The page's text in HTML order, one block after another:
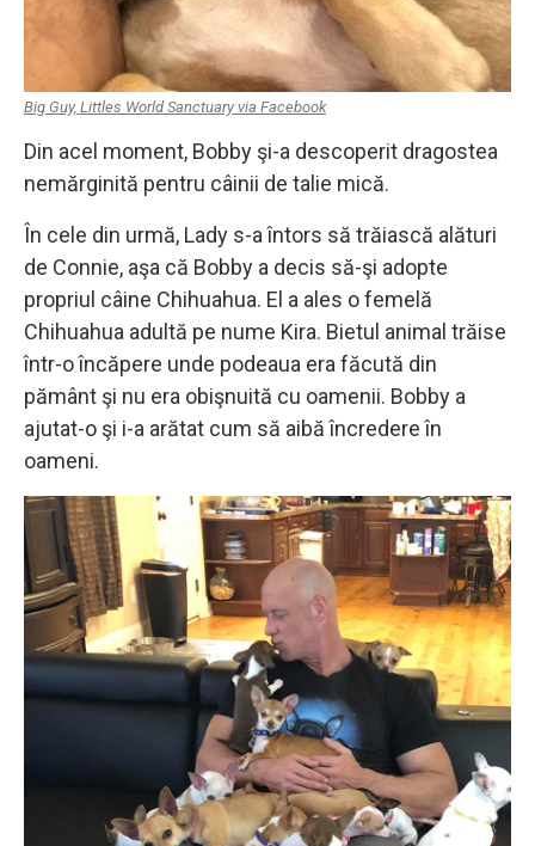
Big Guy, Littles World Sanctuary via Facebook
Din acel moment, Bobby şi-a descoperit dragostea
nemărginită pentru câinii de talie mică.
În cele din urmă, Lady s-a întors să trăiască alături
de Connie, aşa că Bobby a decis să-şi adopte
propriul câine Chihuahua. El a ales o femelă
Chihuahua adultă pe nume Kira. Bietul animal trăise
într-o încăpere unde podeaua era făcută din
pământ şi nu era obişnuită cu oamenii. Bobby a
ajutat-o şi i-a arătat cum să aibă încredere în
oameni.